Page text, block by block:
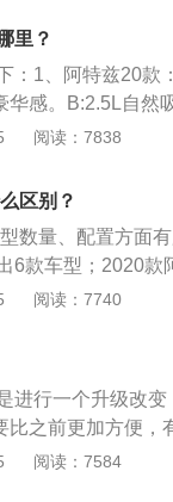
100km。其实在
高功率版（
里？
：1、阿特兹20款
华感。B:2.5L自然
升级，噪音控制效
特兹21款：（1）
D：主驾驶的座
便宜。C：不太
阅读：7838
区别？
数量、配置方面
6款车型；2020款
式液晶屏、
驱，前悬架类型
类型是电动助力。
阅读：7740
进行一个升级改
比之前更加方便，
足，因为它选择
阅读：7584